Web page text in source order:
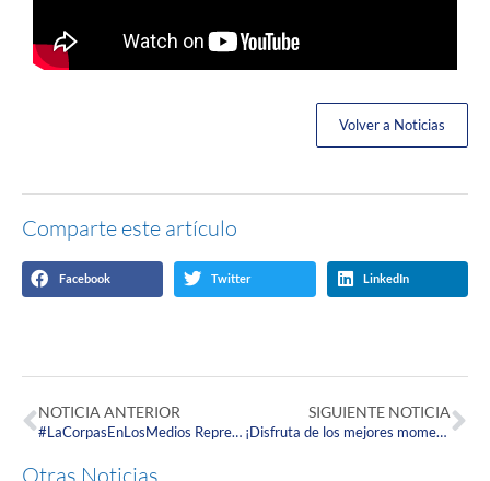
Volver a Noticias
Comparte este artículo
Facebook Twitter LinkedIn
NOTICIA ANTERIOR
#LaCorpasEnLosMedios Representantes del Ministerio de AYUSH de la República de la India visitaron a la Fundación Universitaria Juan N. Corpas.
SIGUIENTE NOTICIA
¡Disfruta de los mejores momentos del primer día de Expo Estudiante Nacional 2023!
Otras Noticias